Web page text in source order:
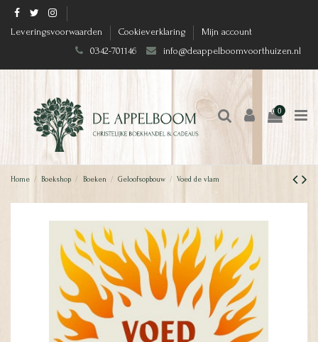
Leveringsvoorwaarden Cookieverklaring
Mijn account
0342-701146
info@deappelboomvoorthuizen.nl
0
Home Boekshop Boeken Geloofsopbouw Voed de vlam